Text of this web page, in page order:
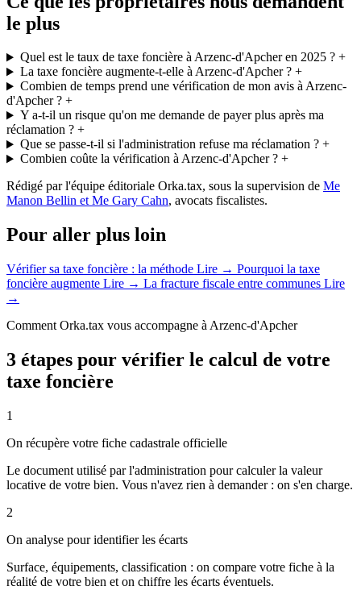
le plus
Quel est le taux de taxe foncière à Arzenc-d'Apcher en 2025 ?+
La taxe foncière augmente-t-elle à Arzenc-d'Apcher ?+
Combien de temps prend une vérification de mon avis à Arzenc-
d'Apcher ? +
Y a-t-il un risque qu'on me demande de payer plus après ma
réclamation ? +
Que se passe-t-il si l'administration refuse ma réclamation ?+
Combien coûte la vérification à Arzenc-d'Apcher ?+
Rédigé par l'équipe éditoriale Orka.tax, sous la supervision de Me
Manon Bellin et Me Gary Cahn, avocats fiscalistes.
Pour aller plus loin
Vérifier sa taxe foncière : la méthode Lire → Pourquoi la taxe
foncière augmente Lire → La fracture fiscale entre communes Lire
→
Comment Orka.tax vous accompagne à Arzenc-d'Apcher
3 étapes pour vérifier le calcul de votre
taxe foncière
1
On récupère votre fiche cadastrale officielle
Le document utilisé par l'administration pour calculer la valeur
locative de votre bien. Vous n'avez rien à demander : on s'en charge.
2
On analyse pour identifier les écarts
Surface, équipements, classification : on compare votre fiche à la
réalité de votre bien et on chiffre les écarts éventuels.